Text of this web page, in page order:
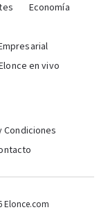
Economía
en vivo
Condiciones
Elonce.com